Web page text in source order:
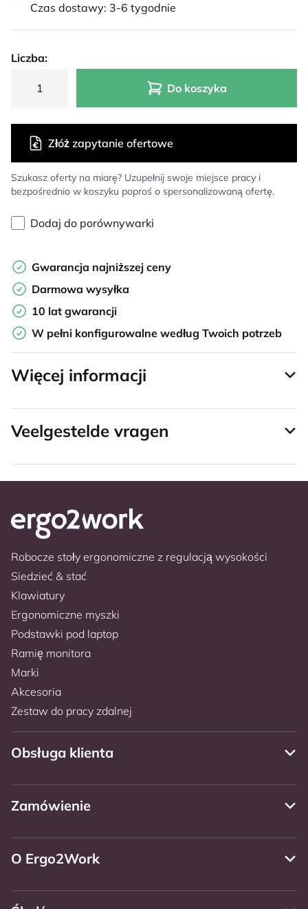
Czas dostawy: 3-6 tygodnie
Liczba:
Do koszyka
Szukasz oferty na miarę? Uzupełnij swoje miejsce pracy i
bezpośrednio w koszyku poproś o spersonalizowaną ofertę.
Złóż zapytanie ofertowe
Dodaj do porównywarki
Gwarancja najniższej ceny
Darmowa wysyłka
10 lat gwarancji
W pełni konfigurowalne według Twoich potrzeb
Więcej informacji
Veelgestelde vragen
Robocze stoły ergonomiczne z regulacją wysokości
Siedzieć & stać
Klawiatury
Ergonomiczne myszki
Podstawki pod laptop
Ramię monitora
Marki
Akcesoria
Zestaw do pracy zdalnej
Obsługa klienta
Zamówienie
O Ergo2Work